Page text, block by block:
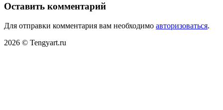
Оставить комментарий
Для отправки комментария вам необходимо авторизоваться.
2026 © Tengyart.ru